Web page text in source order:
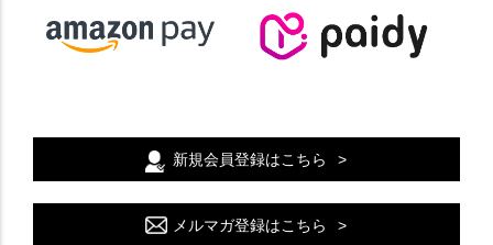
新規会員登録はこちら
メルマガ登録はこちら